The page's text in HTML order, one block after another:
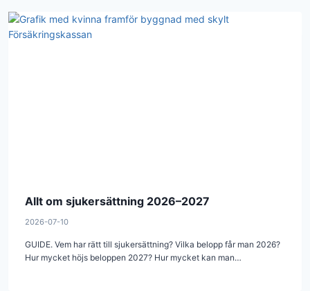
Allt om sjukersättning 2026–2027
2026-07-10
GUIDE. Vem har rätt till sjukersättning? Vilka belopp får man 2026?
Hur mycket höjs beloppen 2027? Hur mycket kan man…